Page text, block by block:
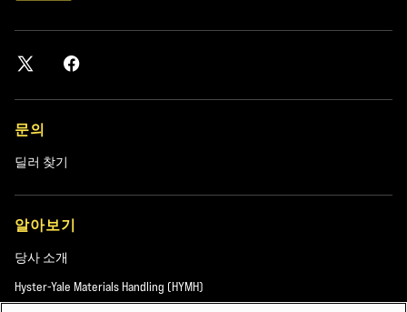
3. 쿠키는 얼마나 유지됩니까?
있습니다. '세션 쿠키'라는 쿠키도 존재합니다. 이 쿠키는 브라우저가
열려 있는 동안만 존재하며 브라우저를 닫으면 자동으로 삭제됩니다.
인터넷을 탐색할 경우 컴퓨터를 인식합니다.
엇입니까?
문의
딜러 찾기
알아보기
당사 소개
Hyster-Yale Materials Handling (HYMH)